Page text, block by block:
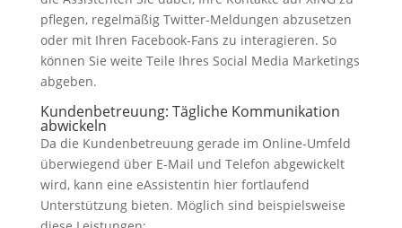
pflegen, regelmäßig Twitter-Meldungen abzusetzen
oder mit Ihren Facebook-Fans zu interagieren. So
können Sie weite Teile Ihres Social Media Marketings
abgeben.
Kundenbetreuung: Tägliche Kommunikation
abwickeln
Da die Kundenbetreuung gerade im Online-Umfeld
überwiegend über E-Mail und Telefon abgewickelt
wird, kann eine eAssistentin hier fortlaufend
Unterstützung bieten. Möglich sind beispielsweise